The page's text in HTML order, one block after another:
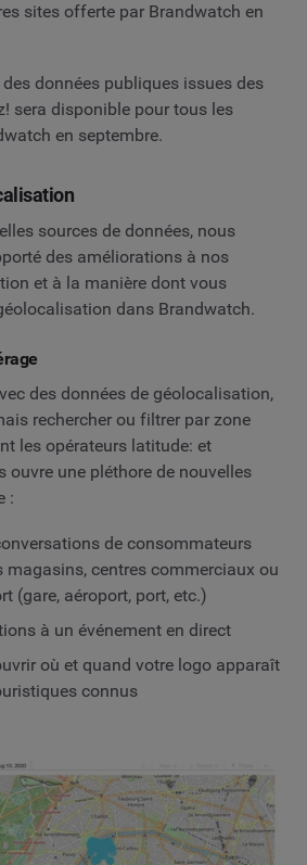
sites offerte par Brandwatch en
données publiques issues des
sera disponible pour tous les
en septembre.
sources de données, nous
des améliorations à nos
et à la manière dont vous
dans Brandwatch.
des données de géolocalisation,
rechercher ou filtrer par zone
les opérateurs latitude: et
ouvre une pléthore de nouvelles
:
de consommateurs
magasins, centres commerciaux ou
(gare, aéroport, port, etc.)
à un événement en direct
où et quand votre logo apparaît
connus